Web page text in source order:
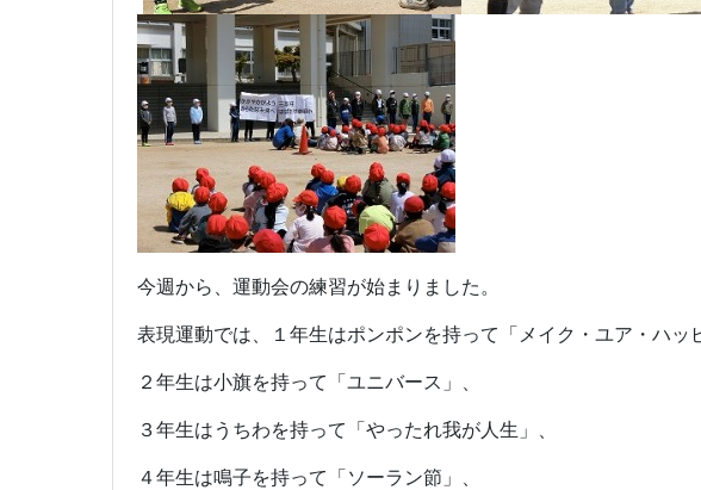
今週から、運動会の練習が始まりました。
表現運動では、１年生はポンポンを持って「メイク・ユア・ハッ
２年生は小旗を持って「ユニバース」、
３年生はうちわを持って「やったれ我が人生」、
４年生は鳴子を持って「ソーラン節」、